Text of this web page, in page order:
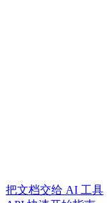
把文档交给 AI 工具